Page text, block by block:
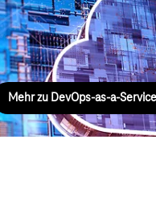
– Beschleunigen
Mehr zu DevOps-as-a-Service